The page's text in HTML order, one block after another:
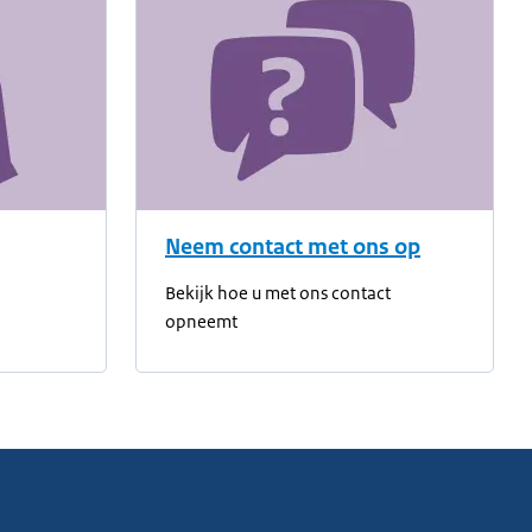
Neem contact met ons op
Bekijk hoe u met ons contact
opneemt